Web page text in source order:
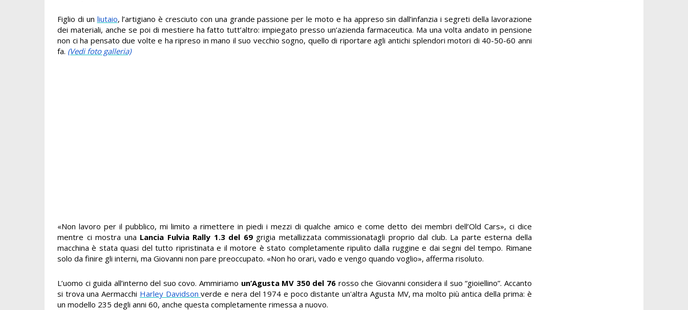
Figlio di un liutaio, l’artigiano è cresciuto con una grande passione per le moto e ha appreso sin dall’infanzia i segreti della lavorazione
dei materiali, anche se poi di mestiere ha fatto tutt’altro: impiegato presso un’azienda farmaceutica. Ma una volta andato in pensione
non ci ha pensato due volte e ha ripreso in mano il suo vecchio sogno, quello di riportare agli antichi splendori motori di 40-50-60 anni
fa. (Vedi foto galleria)
«Non lavoro per il pubblico, mi limito a rimettere in piedi i mezzi di qualche amico e come detto dei membri dell’Old Cars», ci dice
mentre ci mostra una Lancia Fulvia Rally 1.3 del 69grigia metallizzata commissionatagli proprio dal club. La parte esterna della
macchina è stata quasi del tutto ripristinata e il motore è stato completamente ripulito dalla ruggine e dai segni del tempo. Rimane
solo da finire gli interni, ma Giovanni non pare preoccupato. «Non ho orari, vado e vengo quando voglio», afferma risoluto.
L’uomo ci guida all’interno del suo covo. Ammiriamo un’Agusta MV 350 del 76 rosso che Giovanni considera il suo “gioiellino”. Accanto
si trova una Aermacchi Harley Davidsonverde e nera del 1974 e poco distante un'altra Agusta MV, ma molto più antica della prima: è
un modello 235 degli anni 60, anche questa completamente rimessa a nuovo.